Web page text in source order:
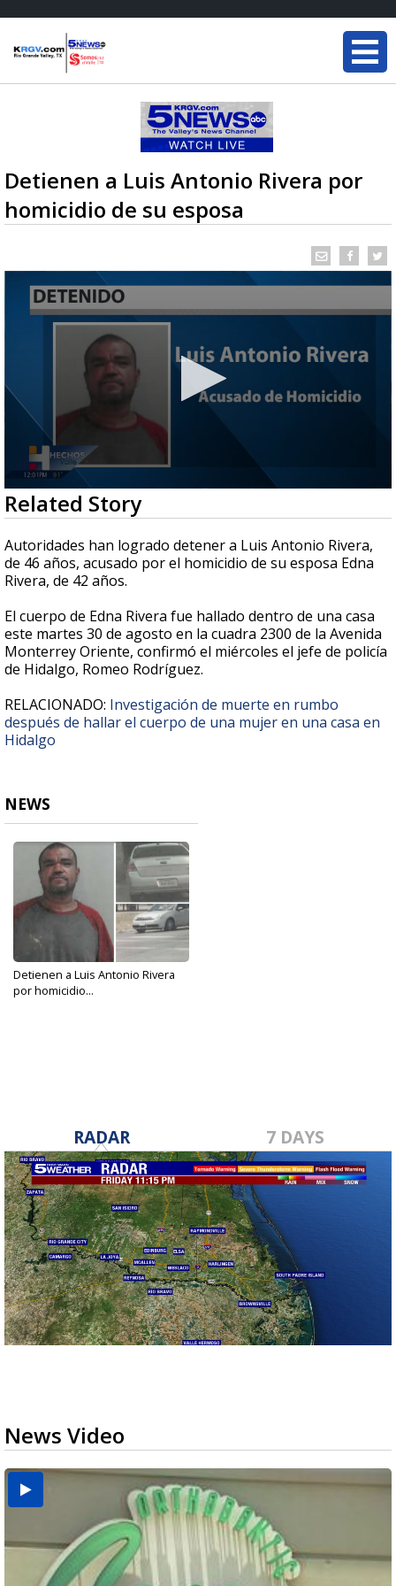
Detienen a Luis Antonio Rivera por
homicidio de su esposa
0
seconds
of
26
seconds
Related Story
Autoridades han logrado detener a Luis Antonio Rivera,
de 46 años, acusado por el homicidio de su esposa Edna
Rivera, de 42 años.
El cuerpo de Edna Rivera fue hallado dentro de una casa
este martes 30 de agosto en la cuadra 2300 de la Avenida
Monterrey Oriente, confirmó el miércoles el jefe de policía
de Hidalgo, Romeo Rodríguez.
RELACIONADO: Investigación de muerte en rumbo
después de hallar el cuerpo de una mujer en una casa en
Hidalgo
NEWS
Detienen a Luis Antonio Rivera
por homicidio...
RADAR 7 DAYS
News Video